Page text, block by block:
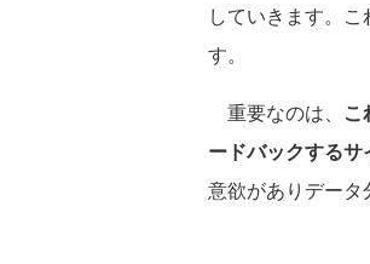
していきます。
す。
重要なのは、 こ
ードバックするサ
意欲がありデータ